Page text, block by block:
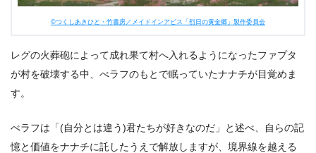
©つくしあきひと・竹書房／メイドインアビス「烈日の黄金郷」製作委員会
レグの火葬砲によって成れ果て村へ入れるようになったファプタ
が村を破壊する中、べラフのもとで眠っていたナナチが目覚めま
す。
べラフは「(自分とは違う)君たちが好きなのだ」と述べ、自らの記
憶と価値をナナチに託したうえで解放しますが、境界線を越える